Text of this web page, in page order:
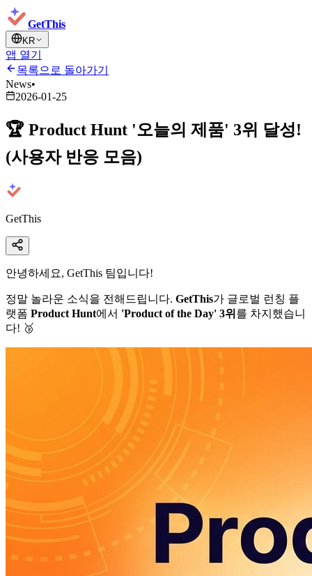
GetThis
KR
앱 열기
목록으로 돌아가기
News•
2026-01-25
🏆 Product Hunt '오늘의 제품' 3위 달성!
(사용자 반응 모음)
GetThis
안녕하세요, GetThis 팀입니다!
정말 놀라운 소식을 전해드립니다. ​GetThis​가 글로벌 런칭 플
랫폼 ​Product Hunt​에서 ​'Product of the Day' 3위​ 를 차지했습니
다! 🥉